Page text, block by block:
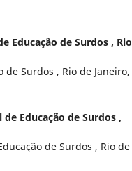
Educação de Surdos , Rio
Surdos , Rio de Janeiro,
Educação de Surdos ,
de Surdos , Rio de